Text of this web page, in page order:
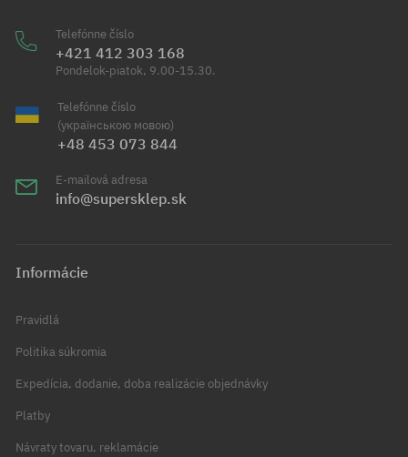
Telefónne číslo
+421 412 303 168
Pondelok-piatok, 9.00-15.30.
Telefónne číslo
(українською мовою)
+48 453 073 844
E-mailová adresa
info@supersklep.sk
Informácie
Pravidlá
Politika súkromia
Expedícia, dodanie, doba realizácie objednávky
Platby
Návraty tovaru, reklamácie